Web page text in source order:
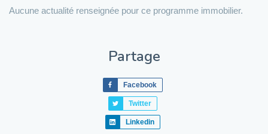
Aucune actualité renseignée pour ce programme immobilier.
Partage
Facebook
Twitter
Linkedin